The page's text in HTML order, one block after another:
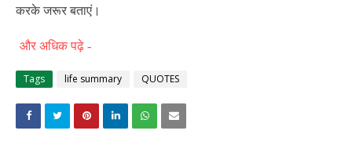
करके जरूर बताएं।
और अधिक पढ़े -
Tags life summary QUOTES